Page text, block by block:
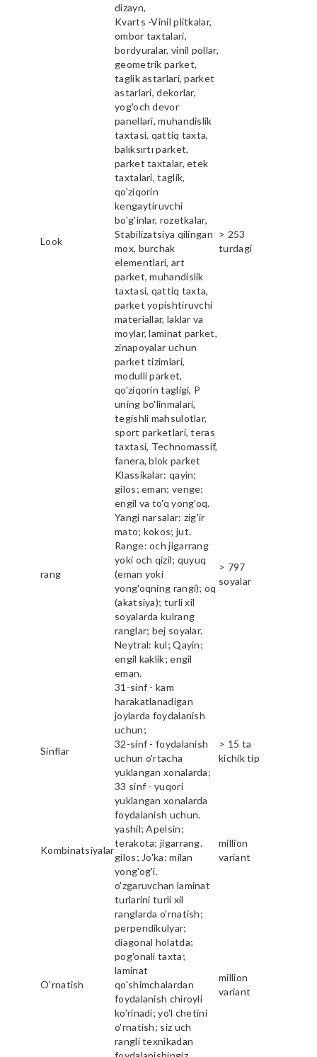
dizayn,
Look
Kvarts -Vinil plitkalar,
ombor taxtalari,
bordyuralar, vinil pollar,
geometrik parket,
taglik astarlari, parket
astarlari, dekorlar,
yog'och devor
panellari, muhandislik
taxtasi, qattiq taxta,
balıksırtı parket,
parket taxtalar, etek
taxtalari, taglik,
qo'ziqorin
kengaytiruvchi
bo'g'inlar, rozetkalar,
Stabilizatsiya qilingan
mox, burchak
elementlari, art
parket, muhandislik
taxtasi, qattiq taxta,
parket yopishtiruvchi
materiallar, laklar va
moylar, laminat parket,
zinapoyalar uchun
parket tizimlari,
modulli parket,
qo'ziqorin tagligi, P
uning bo'linmalari,
tegishli mahsulotlar,
sport parketlari, teras
taxtasi, Technomassif,
fanera, blok parket
> 253
turdagi
rang
Klassikalar: qayin;
gilos; eman; venge;
engil va to'q yong'oq.
Yangi narsalar: zig'ir
mato; kokos; jut.
Range: och jigarrang
yoki och qizil; quyuq
(eman yoki
yong'oqning rangi); oq
(akatsiya); turli xil
soyalarda kulrang
ranglar; bej soyalar.
Neytral: kul; Qayin;
engil kaklik; engil
eman.
> 797
soyalar
Sinflar
31-sinf - kam
harakatlanadigan
joylarda foydalanish
uchun;
32-sinf - foydalanish
uchun o'rtacha
yuklangan xonalarda;
33 sinf - yuqori
yuklangan xonalarda
foydalanish uchun.
> 15 ta
kichik tip
Kombinatsiyalar
yashil; Apelsin;
terakota; jigarrang.
gilos; Jo'ka; milan
yong'og'i.
million
variant
O'rnatish
o'zgaruvchan laminat
turlarini turli xil
ranglarda o'rnatish;
perpendikulyar;
diagonal holatda;
pog'onali taxta;
laminat
qo'shimchalardan
foydalanish chiroyli
ko'rinadi; yo'l chetini
o'rnatish; siz uch
rangli texnikadan
million
variant